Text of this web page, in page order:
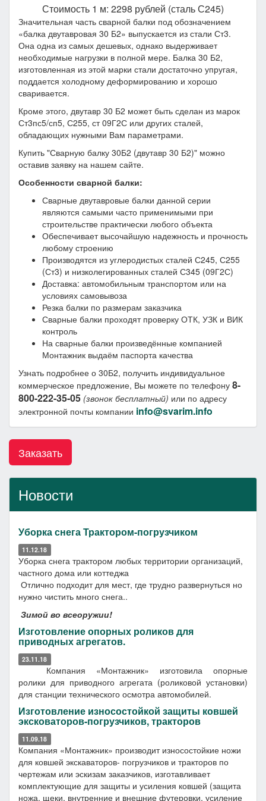
Стоимость 1 м: 2298 рублей (сталь С245)
Значительная часть сварной балки под обозначением
«балка двутавровая 30 Б2» выпускается из стали Ст3.
Она одна из самых дешевых, однако выдерживает
необходимые нагрузки в полной мере. Балка 30 Б2,
изготовленная из этой марки стали достаточно упругая,
поддается холодному деформированию и хорошо
сваривается.
Кроме этого, двутавр 30 Б2 может быть сделан из марок
Ст3пс5/сп5, С255, ст 09Г2С или других сталей,
обладающих нужными Вам параметрами.
Купить "Сварную балку 30Б2 (двутавр 30 Б2)" можно
оставив заявку на нашем сайте.
Особенности сварной балки:
Сварные двутавровые балки данной серии
являются самыми часто применимыми при
строительстве практически любого объекта
Обеспечивает высочайшую надежность и прочность
любому строению
Производятся из углеродистых сталей С245, С255
(Ст3) и низколегированных сталей С345 (09Г2С)
Доставка: автомобильным транспортом или на
условиях самовывоза
Резка балки по размерам заказчика
Сварные балки проходят проверку ОТК, УЗК и ВИК
контроль
На сварные балки произведённые компанией
Монтажник выдаём паспорта качества
Узнать подробнее о 30Б2, получить индивидуальное
коммерческое предложение, Вы можете по телефону 8-
800-222-35-05 (звонок бесплатный) или по адресу
электронной почты компании info@svarim.info
Заказать
Новости
Уборка снега Трактором-погрузчиком
11.12.18
Уборка снега трактором любых территории организаций,
частного дома или коттеджа
Отлично подходит для мест, где трудно развернуться но
нужно чистить много снега..
Зимой во всеоружии!
Изготовление опорных роликов для
приводных агрегатов.
23.11.18
Компания «Монтажник» изготовила опорные
ролики для приводного агрегата (роликовой установки)
для станции технического осмотра автомобилей.
Изготовление износостойкой защиты ковшей
эксковаторов-погрузчиков, тракторов
11.09.18
Компания «Монтажник» производит износостойкие ножи
для ковшей экскаваторов- погрузчиков и тракторов по
чертежам или эскизам заказчиков, изготавливает
комплектующие для защиты и усиления ковшей (защита
ножа, щеки, внутренние и внешние футеровки, усиление